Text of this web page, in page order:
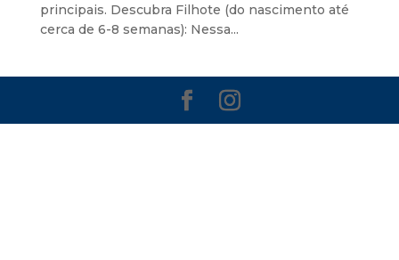
principais. Descubra Filhote (do nascimento até
cerca de 6-8 semanas): Nessa...